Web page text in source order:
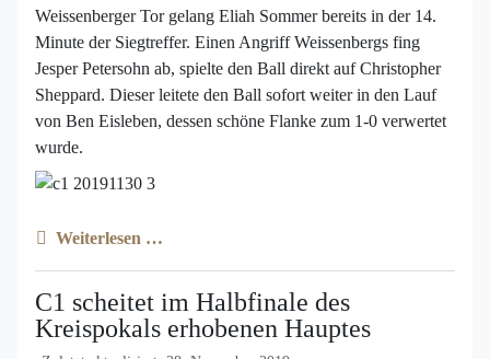
Weissenberger Tor gelang Eliah Sommer bereits in der 14.
Minute der Siegtreffer. Einen Angriff Weissenbergs fing
Jesper Petersohn ab, spielte den Ball direkt auf Christopher
Sheppard. Dieser leitete den Ball sofort weiter in den Lauf
von Ben Eisleben, dessen schöne Flanke zum 1-0 verwertet
wurde.
Weiterlesen …
C1 scheitet im Halbfinale des
Kreispokals erhobenen Hauptes